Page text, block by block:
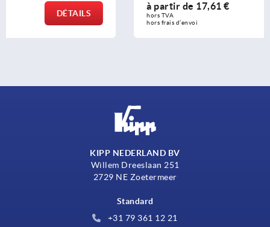
à partir de 17,61 €
hors TVA
hors frais d’envoi
KIPP NEDERLAND BV
Willem Dreeslaan 251
2729 NE Zoetermeer
Standard
+31 79 361 12 21